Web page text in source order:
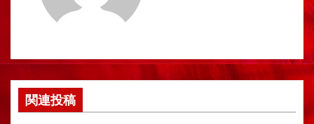
関連投稿